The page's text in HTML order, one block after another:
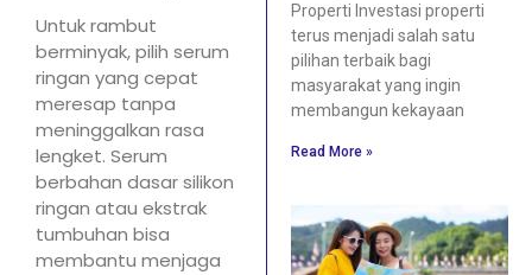
Untuk rambut
berminyak, pilih serum
ringan yang cepat
meresap tanpa
meninggalkan rasa
lengket. Serum
berbahan dasar silikon
ringan atau ekstrak
tumbuhan bisa
membantu menjaga
Properti Investasi properti
terus menjadi salah satu
pilihan terbaik bagi
masyarakat yang ingin
membangun kekayaan
Read More »